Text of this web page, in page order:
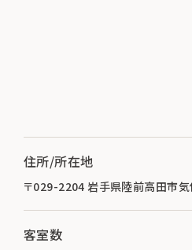
住所/所在地
〒029-2204 岩手県陸前高田市気
客室数